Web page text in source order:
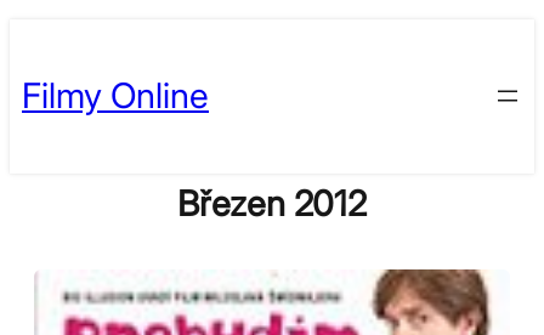
content
Filmy Online
Březen 2012